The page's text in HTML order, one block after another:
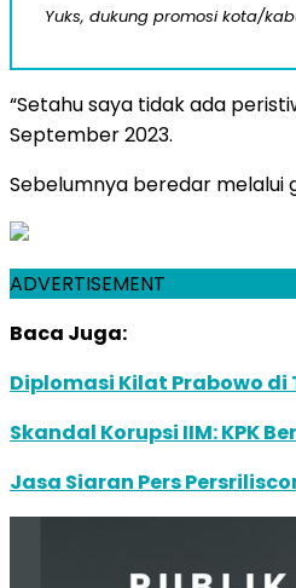
Yuks, dukung promosi kota/
“Setahu saya tidak ada
September 2023.
Sebelumnya beredar
ADVERTISEMENT
Baca Juga:
Diplomasi Kilat Prabowo di
Skandal Korupsi IIM: KPK
Jasa Siaran Pers